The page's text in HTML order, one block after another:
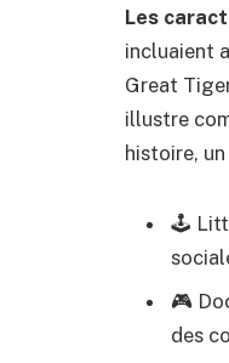
Les
incluaient
Great
illustre
histoire,
🕹️
🎮
des